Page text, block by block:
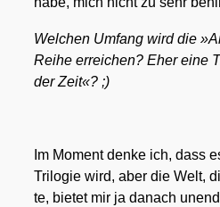
Wel­chen Umfang wird die
Reihe errei­chen? Eher eine
der Zeit«? ;)
Im Moment den­ke ich, dass
Tri­lo­gie wird, aber die Welt,
te, bie­tet mir ja danach